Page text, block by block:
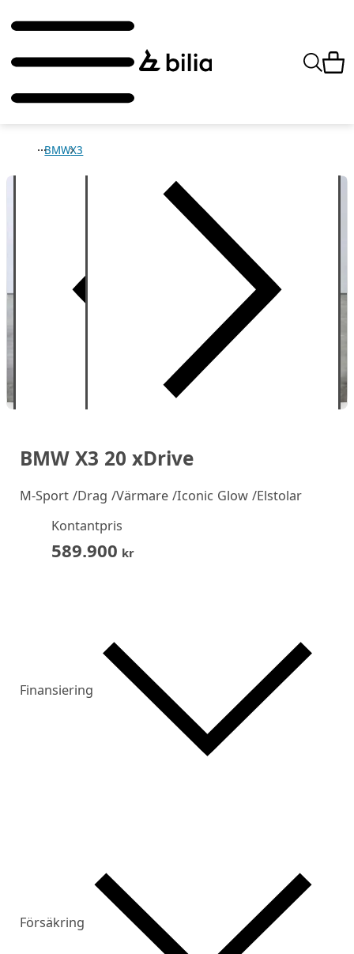
BMWX3
BMW X3 20 xDrive
M-Sport /Drag /Värmare /Iconic Glow /Elstolar
Kontantpris
589.900 kr
Finansiering
Försäkring